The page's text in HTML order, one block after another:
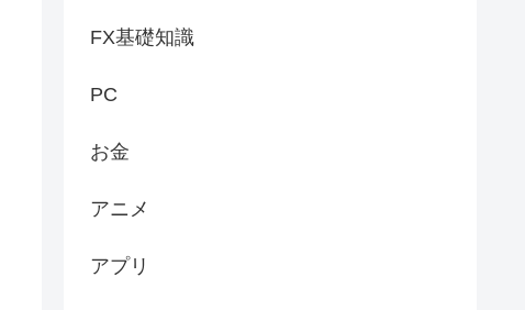
FX基礎知識
PC
お金
アニメ
アプリ